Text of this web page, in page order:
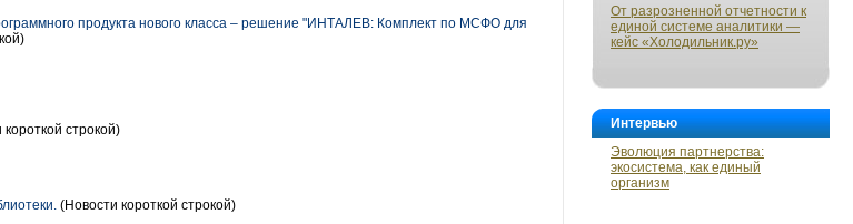
От разрозненной отчетности к
единой системе аналитики —
кейс «Холодильник.ру»
Интервью
Эволюция партнерства:
экосистема, как единый
организм
продукта нового класса – решение "ИНТАЛЕВ: Комплект по МСФО для
строкой)
(Новости короткой строкой)